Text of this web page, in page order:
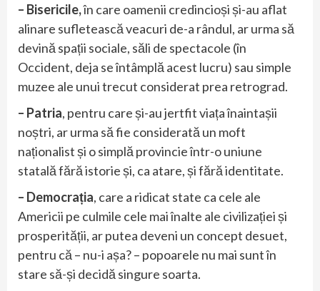
– Bisericile,în care oamenii credincioși și-au aflat
alinare sufletească veacuri de-a rândul, ar urma să
devină spații sociale, săli de spectacole (în
Occident, deja se întâmplă acest lucru) sau simple
muzee ale unui trecut considerat prea retrograd.
– Patria, pentru care și-au jertfit viața înaintașii
noștri, ar urma să fie considerată un moft
naționalist și o simplă provincie într-o uniune
statală fără istorie și, ca atare, și fără identitate.
– Democrația, care a ridicat state ca cele ale
Americii pe culmile cele mai înalte ale civilizației și
prosperității, ar putea deveni un concept desuet,
pentru că – nu-i așa? – popoarele nu mai sunt în
stare să-și decidă singure soarta.